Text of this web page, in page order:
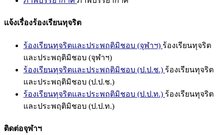
แจ้งเรื่องร้องเรียนทุจริต
ร้องเรียนทุจริตและประพฤติมิชอบ (จุฬาฯ) ร้องเรียนทุจริต
และประพฤติมิชอบ (จุฬาฯ)
ร้องเรียนทุจริตและประพฤติมิชอบ (ป.ป.ช.) ร้องเรียนทุจริต
และประพฤติมิชอบ (ป.ป.ช.)
ร้องเรียนทุจริตและประพฤติมิชอบ (ป.ป.ท.) ร้องเรียนทุจริต
และประพฤติมิชอบ (ป.ป.ท.)
ติดต่อจุฬาฯ